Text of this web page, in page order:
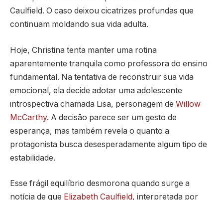
Caulfield. O caso deixou cicatrizes profundas que
continuam moldando sua vida adulta.
Hoje, Christina tenta manter uma rotina
aparentemente tranquila como professora do ensino
fundamental. Na tentativa de reconstruir sua vida
emocional, ela decide adotar uma adolescente
introspectiva chamada Lisa, personagem de Willow
McCarthy. A decisão parece ser um gesto de
esperança, mas também revela o quanto a
protagonista busca desesperadamente algum tipo de
estabilidade.
Esse frágil equilíbrio desmorona quando surge a
notícia de que Elizabeth Caulfield, interpretada por